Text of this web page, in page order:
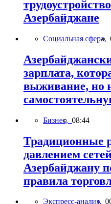
Азербайджане
Социальная сфера,
зарплата,
выживание, но
Бизнес, 08:44
Традиционные
давлением
Азербайджану
правила
Экспресс-анализ,